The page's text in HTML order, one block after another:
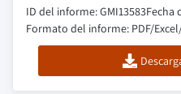
ID del informe: GMI13583Fecha
Formato del informe: PDF/